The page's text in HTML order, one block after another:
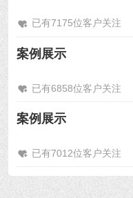
已有7175位客户关注
案例展示
已有6858位客户关注
案例展示
已有7012位客户关注